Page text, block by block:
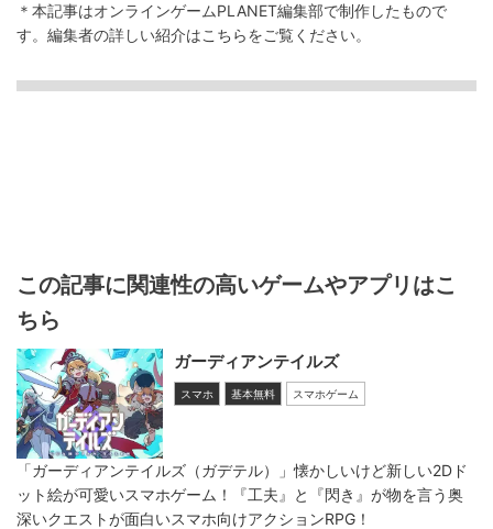
＊本記事はオンラインゲームPLANET編集部で制作したもので
す。 編集者の詳しい紹介はこちらをご覧ください。
この記事に関連性の高いゲームやアプリはこ
ちら
ガーディアンテイルズ
スマホ 基本無料 スマホゲーム
「ガーディアンテイルズ（ガデテル）」懐かしいけど新しい2Dド
ット絵が可愛いスマホゲーム！『工夫』と『閃き』が物を言う奥
深いクエストが面白いスマホ向けアクションRPG！